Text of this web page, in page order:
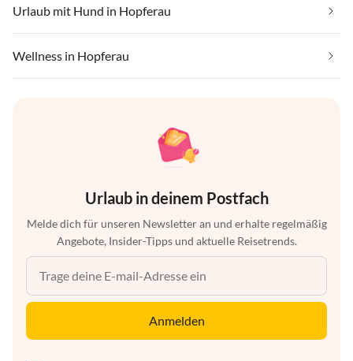
Urlaub mit Hund in Hopferau
Wellness in Hopferau
Urlaub in deinem Postfach
Melde dich für unseren Newsletter an und erhalte regelmäßig
Angebote, Insider-Tipps und aktuelle Reisetrends.
Anmelden